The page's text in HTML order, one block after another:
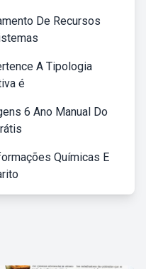
De Recursos
A Tipologia
é
6 Ano Manual Do
Químicas E